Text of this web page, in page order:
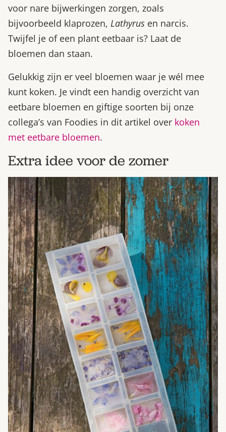
voor nare bijwerkingen zorgen, zoals
bijvoorbeeld klaprozen, Lathyrus en narcis.
Twijfel je of een plant eetbaar is? Laat de
bloemen dan staan.
Gelukkig zijn er veel bloemen waar je wél mee
kunt koken. Je vindt een handig overzicht van
eetbare bloemen en giftige soorten bij onze
collega’s van Foodies in dit artikel over koken
met eetbare bloemen.
Extra idee voor de zomer